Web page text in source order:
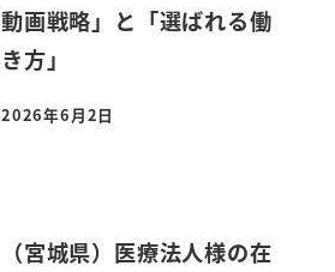
動画戦略」と「選ばれる働
き方」
投稿日
2026年6月2日
（宮城県）医療法人様の在